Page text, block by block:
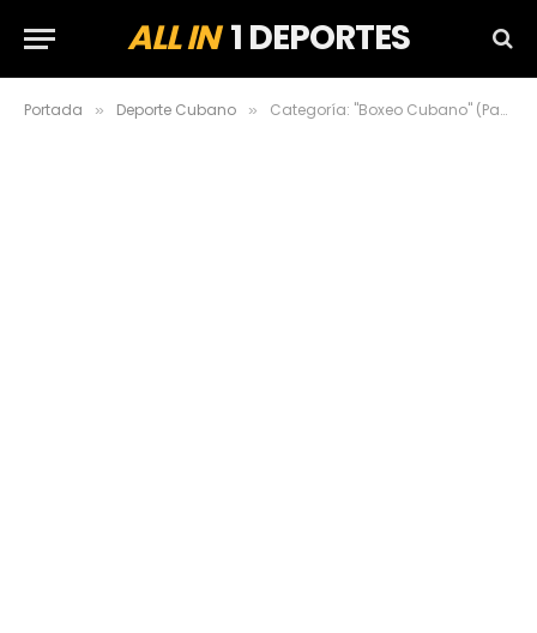
ALL IN1 DEPORTES
Portada » Deporte Cubano » Categoría: "Boxeo Cubano" (Page 3)